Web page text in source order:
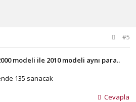
#5
modeli ile 2010 modeli aynı para..
135 sanacak
Cevapla